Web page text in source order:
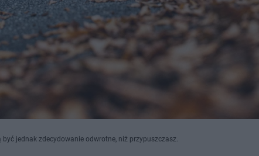
jednak zdecydowanie odwrotne, niż przypuszczasz.